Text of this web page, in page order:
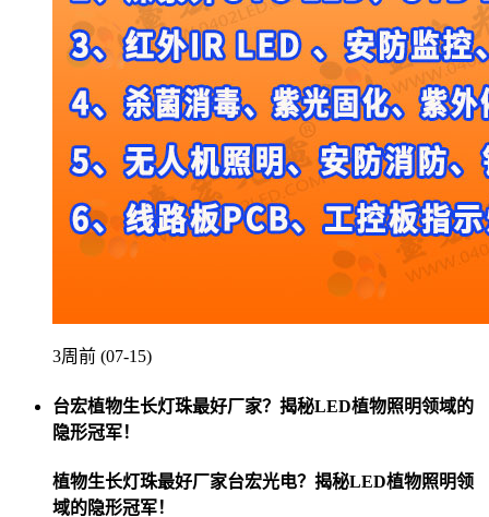
3周前 (07-15)
台宏植物生长灯珠最好厂家？揭秘LED植物照明领域的
隐形冠军！
植物生长灯珠最好厂家台宏光电？揭秘LED植物照明领
域的隐形冠军！